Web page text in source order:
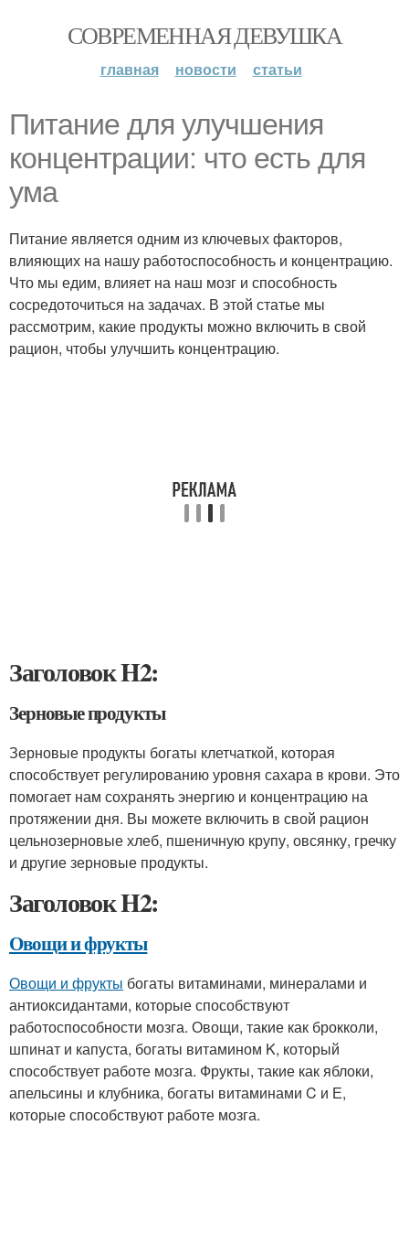
СОВРЕМЕННАЯ ДЕВУШКА
главная новости статьи
Питание для улучшения
концентрации: что есть для
ума
Питание является одним из ключевых факторов,
влияющих на нашу работоспособность и концентрацию.
Что мы едим, влияет на наш мозг и способность
сосредоточиться на задачах. В этой статье мы
рассмотрим, какие продукты можно включить в свой
рацион, чтобы улучшить концентрацию.
Заголовок H2:
Зерновые продукты
Зерновые продукты богаты клетчаткой, которая
способствует регулированию уровня сахара в крови. Это
помогает нам сохранять энергию и концентрацию на
протяжении дня. Вы можете включить в свой рацион
цельнозерновые хлеб, пшеничную крупу, овсянку, гречку
и другие зерновые продукты.
Заголовок H2:
Овощи и фрукты
Овощи и фрукты богаты витаминами, минералами и
антиоксидантами, которые способствуют
работоспособности мозга. Овощи, такие как брокколи,
шпинат и капуста, богаты витамином K, который
способствует работе мозга. Фрукты, такие как яблоки,
апельсины и клубника, богаты витаминами C и Е,
которые способствуют работе мозга.